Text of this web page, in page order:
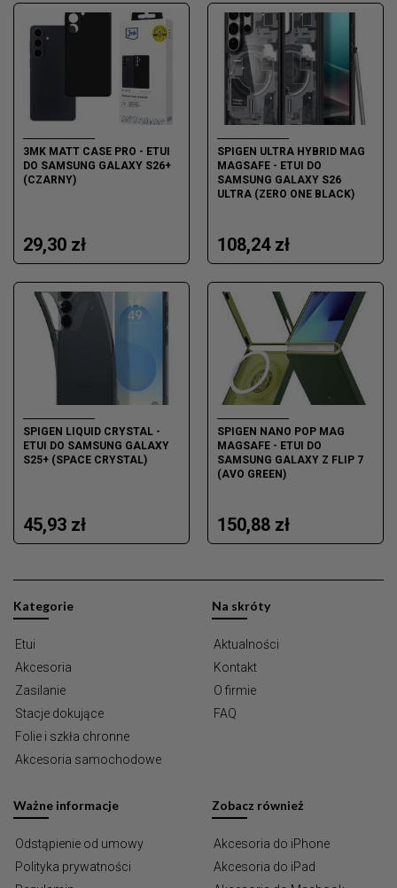
3MK MATT CASE PRO - ETUI
DO SAMSUNG GALAXY S26+
(CZARNY)
29,30 zł
SPIGEN ULTRA HYBRID MAG
MAGSAFE - ETUI DO
SAMSUNG GALAXY S26
ULTRA (ZERO ONE BLACK)
108,24 zł
SPIGEN LIQUID CRYSTAL -
ETUI DO SAMSUNG GALAXY
S25+ (SPACE CRYSTAL)
45,93 zł
SPIGEN NANO POP MAG
MAGSAFE - ETUI DO
SAMSUNG GALAXY Z FLIP 7
(AVO GREEN)
150,88 zł
Kategorie
Etui
Akcesoria
Zasilanie
Stacje dokujące
Folie i szkła chronne
Akcesoria samochodowe
Na skróty
Aktualności
Kontakt
O firmie
FAQ
Ważne informacje
Odstąpienie od umowy
Polityka prywatności
Zobacz również
Akcesoria do iPhone
Akcesoria do iPad